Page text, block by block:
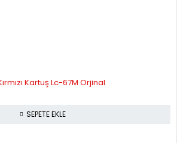
Kartuş Lc-67M Orjinal
SEPETE EKLE